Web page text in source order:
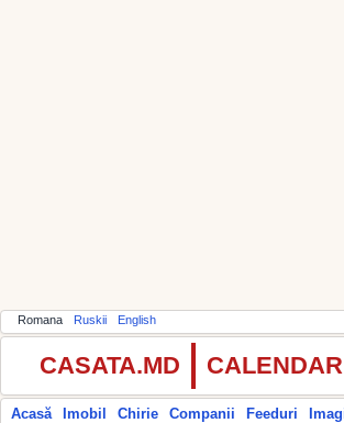
Romana Ruskii English
CASATA.MD
Acasă Imobil Chirie Companii Feeduri